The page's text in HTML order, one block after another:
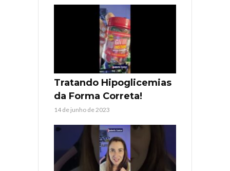
Tratando Hipoglicemias
da Forma Correta!
14 de junho de 2023